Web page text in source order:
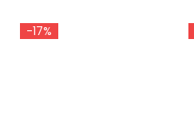
-17%